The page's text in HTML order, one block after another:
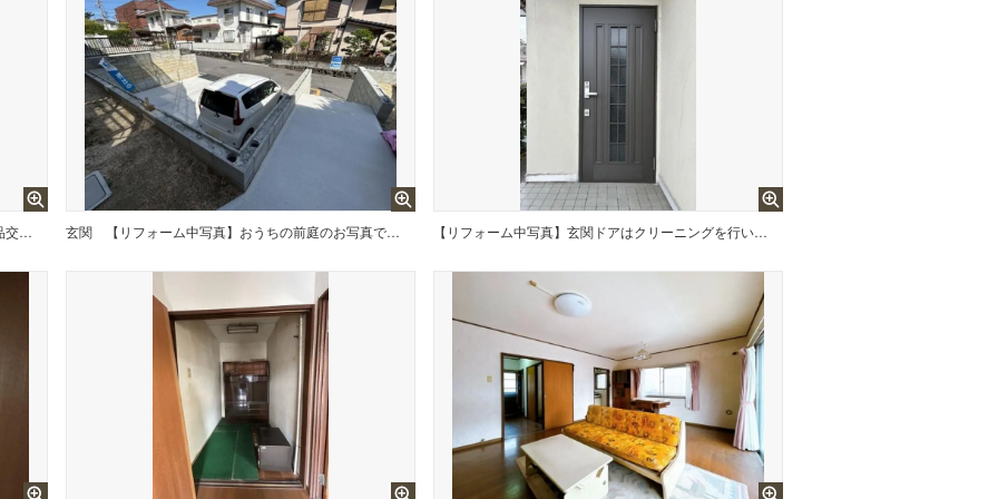
【リフォーム中写真】温水洗浄便座に新品交換いたします。 玄関 【リフォーム中写真】おうちの前庭のお写真です。このスペースを利用して駐車場を新設いたします。 【リフォーム中写真】玄関ドアはクリーニングを行い、鍵を交換します。